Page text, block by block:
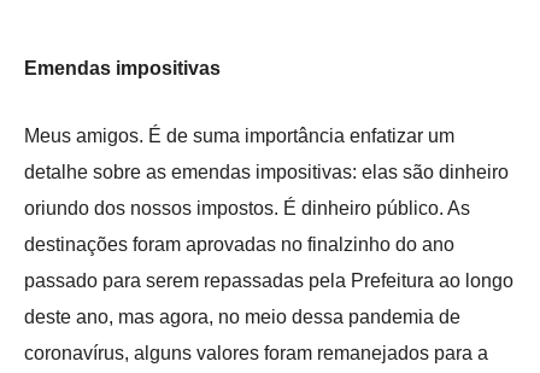
Emendas impositivas
Meus amigos. É de suma importância enfatizar um
detalhe sobre as emendas impositivas: elas são dinheiro
oriundo dos nossos impostos. É dinheiro público. As
destinações foram aprovadas no finalzinho do ano
passado para serem repassadas pela Prefeitura ao longo
deste ano, mas agora, no meio dessa pandemia de
coronavírus, alguns valores foram remanejados para a